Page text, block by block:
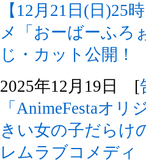
【12月21日(日)25
メ「おーばーふろ
じ・カット公開！
2025年12月19日 [
「AnimeFestaオ
きい女の子だらけ
レムラブコメディ